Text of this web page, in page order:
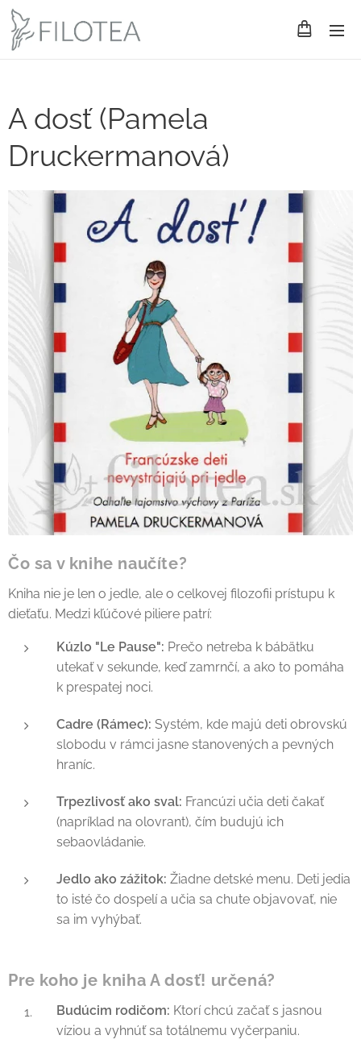
A dosť (Pamela
Druckermanová)
Čo sa v knihe naučíte?
Kniha nie je len o jedle, ale o celkovej filozofii prístupu k
dieťaťu. Medzi kľúčové piliere patrí:
Kúzlo "Le Pause": Prečo netreba k bábätku
utekať v sekunde, keď zamrnčí, a ako to pomáha
k prespatej noci.
Cadre (Rámec): Systém, kde majú deti obrovskú
slobodu v rámci jasne stanovených a pevných
hraníc.
Trpezlivosť ako sval: Francúzi učia deti čakať
(napríklad na olovrant), čím budujú ich
sebaovládanie.
Jedlo ako zážitok: Žiadne detské menu. Deti jedia
to isté čo dospelí a učia sa chute objavovať, nie
sa im vyhýbať.
Pre koho je kniha A dosť! určená?
Budúcim rodičom: Ktorí chcú začať s jasnou
víziou a vyhnúť sa totálnemu vyčerpaniu.